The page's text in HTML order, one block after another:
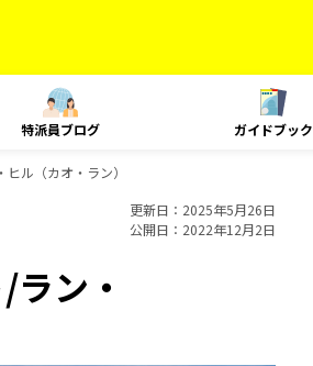
特派員ブログ ガイドブック
ル（カオ・ラン）
ン・
更新日
2025年5月26日
公開日
2022年12月2日